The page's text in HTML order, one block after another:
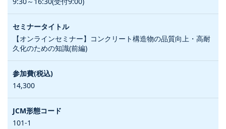
【オンラインセミナー】コンクリート構造物の品質向上・高耐
久化のための知識(前編)
14,300
101-1